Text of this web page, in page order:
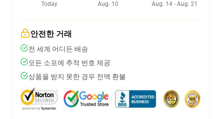
Today
Aug. 10
Aug. 14 - Aug. 21
안전한 거래
전 세계 어디든 배송
모든 소포에 추적 번호 제공
상품을 받지 못한 경우 전액 환불